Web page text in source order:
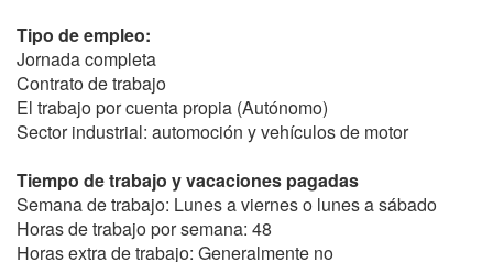
Tipo de empleo:
Jornada completa
Contrato de trabajo
El trabajo por cuenta propia (Autónomo)
Sector industrial: automoción y vehículos de motor
Tiempo de trabajo y vacaciones pagadas
Semana de trabajo: Lunes a viernes o lunes a sábado
Horas de trabajo por semana: 48
Horas extra de trabajo: Generalmente no